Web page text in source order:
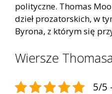
polityczne. Thomas
dzieł prozatorskich, w
Byrona, z którym się
Wiersze
5/5